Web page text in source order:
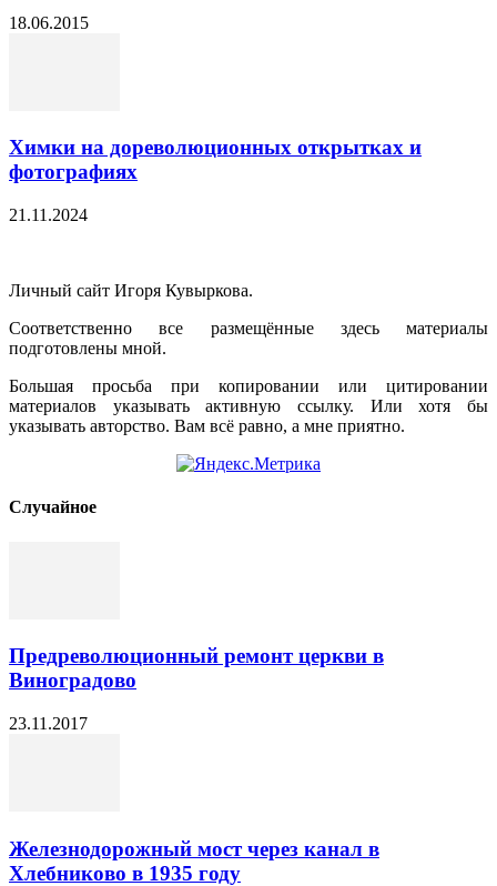
18.06.2015
Химки на дореволюционных открытках и
фотографиях
21.11.2024
Личный сайт Игоря Кувыркова.
Соответственно все размещённые здесь материалы
подготовлены мной.
Большая просьба при копировании или цитировании
материалов указывать активную ссылку. Или хотя бы
указывать авторство. Вам всё равно, а мне приятно.
Cлучайное
Предреволюционный ремонт церкви в
Виноградово
23.11.2017
Железнодорожный мост через канал в
Хлебниково в 1935 году